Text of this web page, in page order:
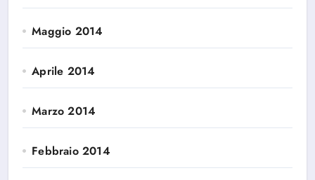
Maggio 2014
Aprile 2014
Marzo 2014
Febbraio 2014